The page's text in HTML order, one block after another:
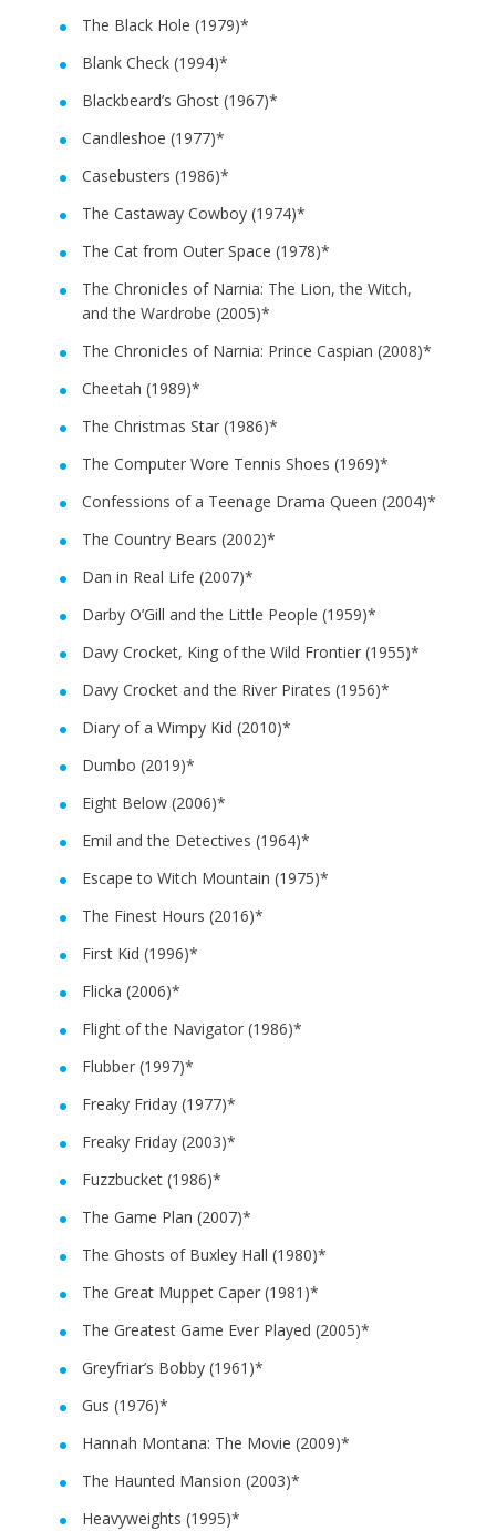
The Black Hole (1979)*
Blank Check (1994)*
Blackbeard’s Ghost (1967)*
Candleshoe (1977)*
Casebusters (1986)*
The Castaway Cowboy (1974)*
The Cat from Outer Space (1978)*
The Chronicles of Narnia: The Lion, the Witch,
and the Wardrobe (2005)*
The Chronicles of Narnia: Prince Caspian (2008)*
Cheetah (1989)*
The Christmas Star (1986)*
The Computer Wore Tennis Shoes (1969)*
Confessions of a Teenage Drama Queen (2004)*
The Country Bears (2002)*
Dan in Real Life (2007)*
Darby O’Gill and the Little People (1959)*
Davy Crocket, King of the Wild Frontier (1955)*
Davy Crocket and the River Pirates (1956)*
Diary of a Wimpy Kid (2010)*
Dumbo (2019)*
Eight Below (2006)*
Emil and the Detectives (1964)*
Escape to Witch Mountain (1975)*
The Finest Hours (2016)*
First Kid (1996)*
Flicka (2006)*
Flight of the Navigator (1986)*
Flubber (1997)*
Freaky Friday (1977)*
Freaky Friday (2003)*
Fuzzbucket (1986)*
The Game Plan (2007)*
The Ghosts of Buxley Hall (1980)*
The Great Muppet Caper (1981)*
The Greatest Game Ever Played (2005)*
Greyfriar’s Bobby (1961)*
Gus (1976)*
Hannah Montana: The Movie (2009)*
The Haunted Mansion (2003)*
Heavyweights (1995)*